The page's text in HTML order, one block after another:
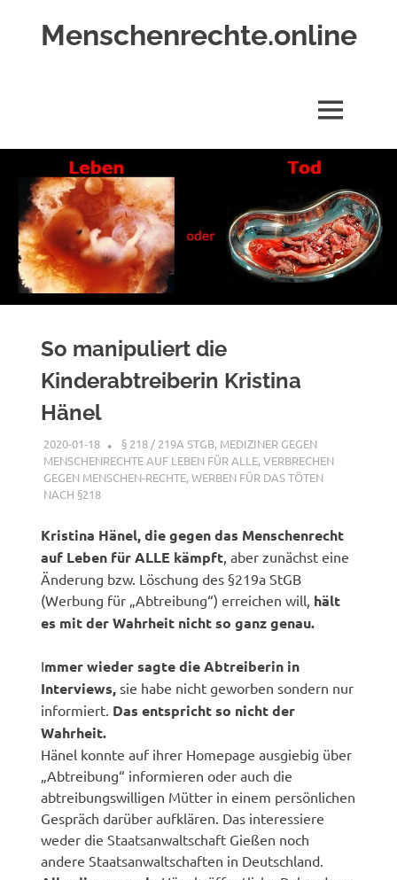
Menschenrechte.online
wie
für
Ungeborene
MENÜ
So manipuliert die
Kinderabtreiberin Kristina
Hänel
2020-01-18 G A
§ 218 / 219A STGB, MEDIZINER GEGEN
MENSCHENRECHTE AUF LEBEN FÜR ALLE,VERBRECHEN
GEGEN MENSCHEN-RECHTE,WERBEN FÜR DAS TÖTEN
NACH §218
Kristina Hänel, die gegen das Menschenrecht
auf Leben für ALLE kämpft , aber zunächst eine
Änderung bzw. Löschung des §219a StGB
(Werbung für „Abtreibung“) erreichen will, hält
es mit der Wahrheit nicht so ganz genau.
Immer wieder sagte die Abtreiberin in
Interviews, sie habe nicht geworben sondern nur
informiert. Das entspricht so nicht der
Wahrheit.
Hänel konnte auf ihrer Homepage ausgiebig über
„Abtreibung“ informieren oder auch die
abtreibungswilligen Mütter in einem persönlichen
Gespräch darüber aufklären. Das interessiere
weder die Staatsanwaltschaft Gießen noch
andere Staatsanwaltschaften in Deutschland.